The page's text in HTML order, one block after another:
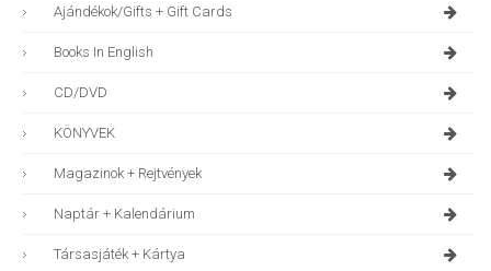
Ajándékok/gifts + Gift Cards
Books In English
CD/DVD
KÖNYVEK
Magazinok + Rejtvények
Naptár + Kalendárium
Társasjáték + Kártya